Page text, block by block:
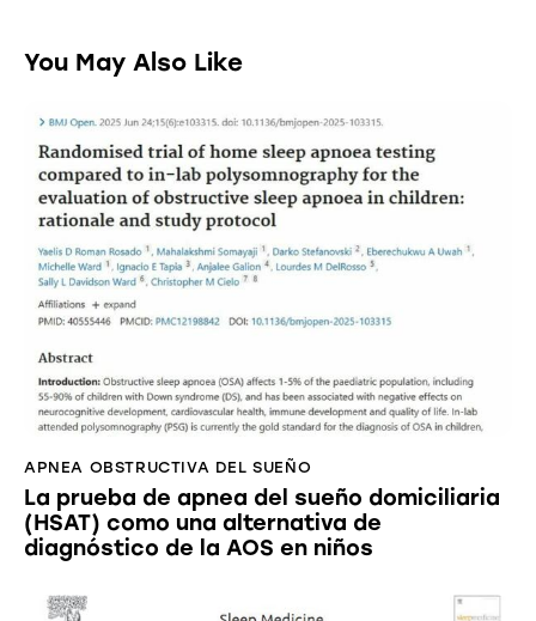
You May Also Like
APNEA OBSTRUCTIVA DEL SUEÑO
La prueba de apnea del sueño domiciliaria
(HSAT) como una alternativa de
diagnóstico de la AOS en niños